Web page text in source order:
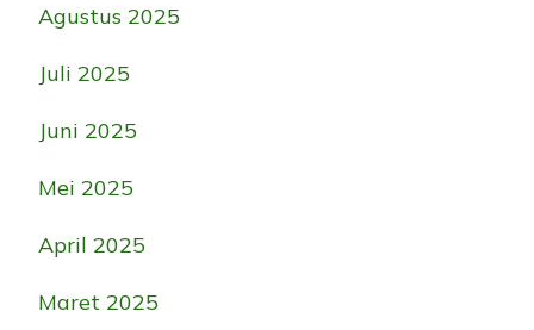
Agustus 2025
Juli 2025
Juni 2025
Mei 2025
April 2025
Maret 2025